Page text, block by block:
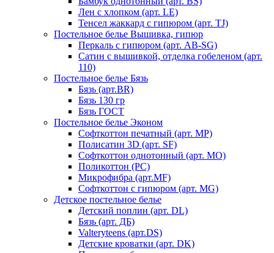
Лен с хлопком (арт. LE)
Тенсел жаккард с гипюром (арт. TJ)
Постельное белье Вышивка, гипюр
Перкаль с гипюром (арт. AB-SG)
Сатин с вышивкой, отделка гобеленом (арт.
110)
Постельное белье Бязь
Бязь (арт.BR)
Бязь 130 гр
Бязь ГОСТ
Постельное белье Эконом
Софткоттон печатный (арт. MР)
Полисатин 3D (арт. SF)
Софткоттон однотонный (арт. MO)
Поликоттон (PC)
Микрофибра (арт.MF)
Софткоттон с гипюром (арт. MG)
Детское постельное белье
Детский поплин (арт. DL)
Бязь (арт. ДБ)
Valteryteens (арт.DS)
Детские кроватки (арт. DK)